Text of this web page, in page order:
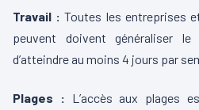
Travail : Toutes les entreprises
peuvent doivent généraliser le
d’atteindre au moins 4 jours par
Plages : L’accès aux plages